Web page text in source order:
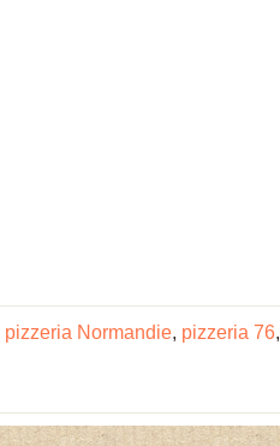
pizzeria Normandie, pizzeria 76,